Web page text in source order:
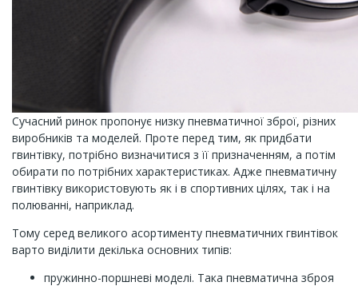
Сучасний ринок пропонує низку пневматичної зброї, різних
виробників та моделей. Проте перед тим, як придбати
гвинтівку, потрібно визначитися з її призначенням, а потім
обирати по потрібних характеристиках. Адже пневматичну
гвинтівку використовують як і в спортивних цілях, так і на
полюванні, наприклад.
Тому серед великого асортименту пневматичних гвинтівок
варто виділити декілька основних типів:
пружинно-поршневі моделі. Така пневматична зброя